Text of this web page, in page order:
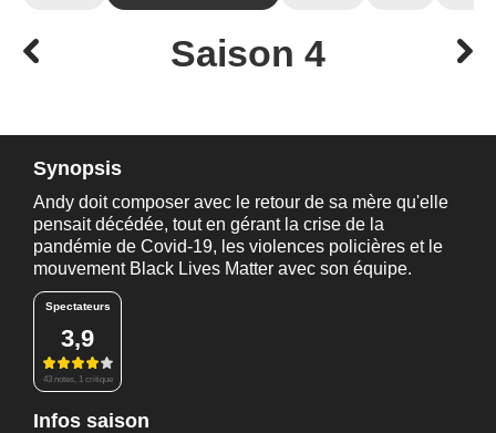
Saison 4
Synopsis
Andy doit composer avec le retour de sa mère qu'elle
pensait décédée, tout en gérant la crise de la
pandémie de Covid-19, les violences policières et le
mouvement Black Lives Matter avec son équipe.
Spectateurs
3,9
43 notes, 1 critique
Infos saison